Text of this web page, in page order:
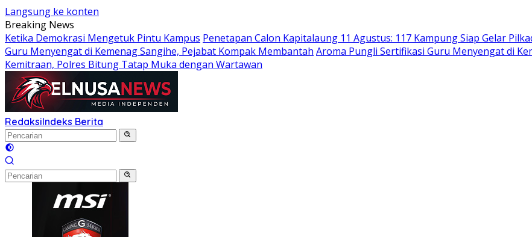
Langsung ke konten
Breaking News
Ketika Demokrasi Mengetuk Pintu Kampus Penetapan Calon Kapitalaung 11 Agustus: 117 Kampung Siap Gelar
Guru Menyengat di Kemenag Sangihe, Pejabat Kompak Membantah Aroma Pungli Sertifikasi Guru Menyengat di
Kemitraan, Polres Bitung Tatap Muka dengan Wartawan
RedaksiIndeks Berita